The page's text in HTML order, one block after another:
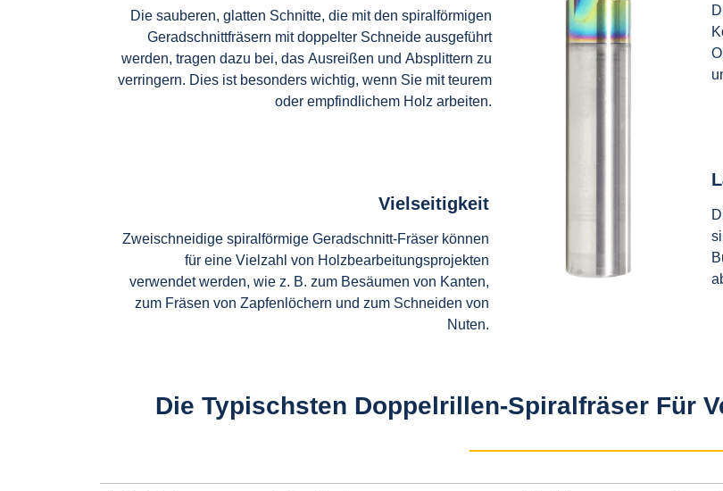
Die sauberen, glatten Schnitte, die mit den spiralförmigen
Geradschnittfräsern mit doppelter Schneide ausgeführt
werden, tragen dazu bei, das Ausreißen und Absplittern zu
verringern. Dies ist besonders wichtig, wenn Sie mit teurem
oder empfindlichem Holz arbeiten.
Vielseitigkeit
Zweischneidige spiralförmige Geradschnitt-Fräser können
für eine Vielzahl von Holzbearbeitungsprojekten
verwendet werden, wie z. B. zum Besäumen von Kanten,
zum Fräsen von Zapfenlöchern und zum Schneiden von
Nuten.
Die Typischsten Doppelrillen-Spiralfräser Für